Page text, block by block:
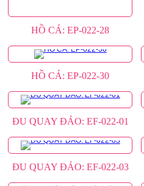
HỒ CÁ: EP-022-28
HỒ CÁ: EP-022-30
ĐU QUAY ĐẢO: EF-022-01
ĐU QUAY ĐẢO: EF-022-03